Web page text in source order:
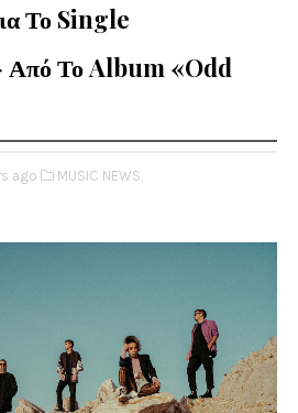
Το Single
Το Album «Odd
ago MUSIC NEWS,